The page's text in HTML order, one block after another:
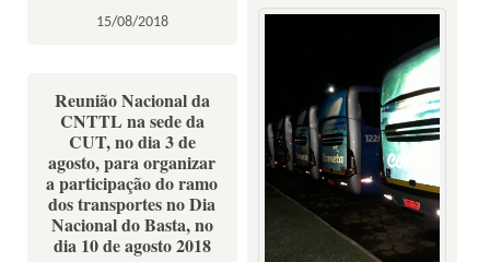
15/08/2018
Reunião Nacional da
CNTTL na sede da
CUT, no dia 3 de
agosto, para organizar
a participação do ramo
dos transportes no Dia
Nacional do Basta, no
dia 10 de agosto 2018